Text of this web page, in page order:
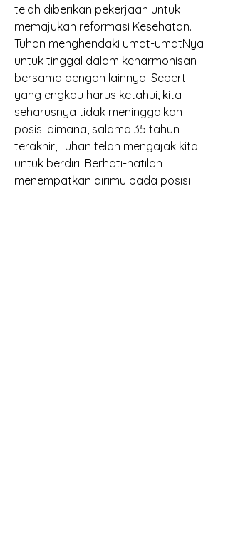
telah diberikan pekerjaan untuk
memajukan reformasi Kesehatan.
Tuhan menghendaki umat-umatNya
untuk tinggal dalam keharmonisan
bersama dengan lainnya. Seperti
yang engkau harus ketahui, kita
seharusnya tidak meninggalkan
posisi dimana, salama 35 tahun
terakhir, Tuhan telah mengajak kita
untuk berdiri. Berhati-hatilah
menempatkan dirimu pada posisi